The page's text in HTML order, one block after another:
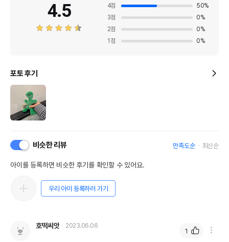
4.5
4점 50%
3점 0%
2점 0%
1 점 0%
포토 후기
비슷한 리뷰 만족도순 최신순
아이를 등록하면 비슷한 후기를 확인할 수 있어요.
우리 아이 등록하러 가기
호떡씨앗 2023.06.06
1